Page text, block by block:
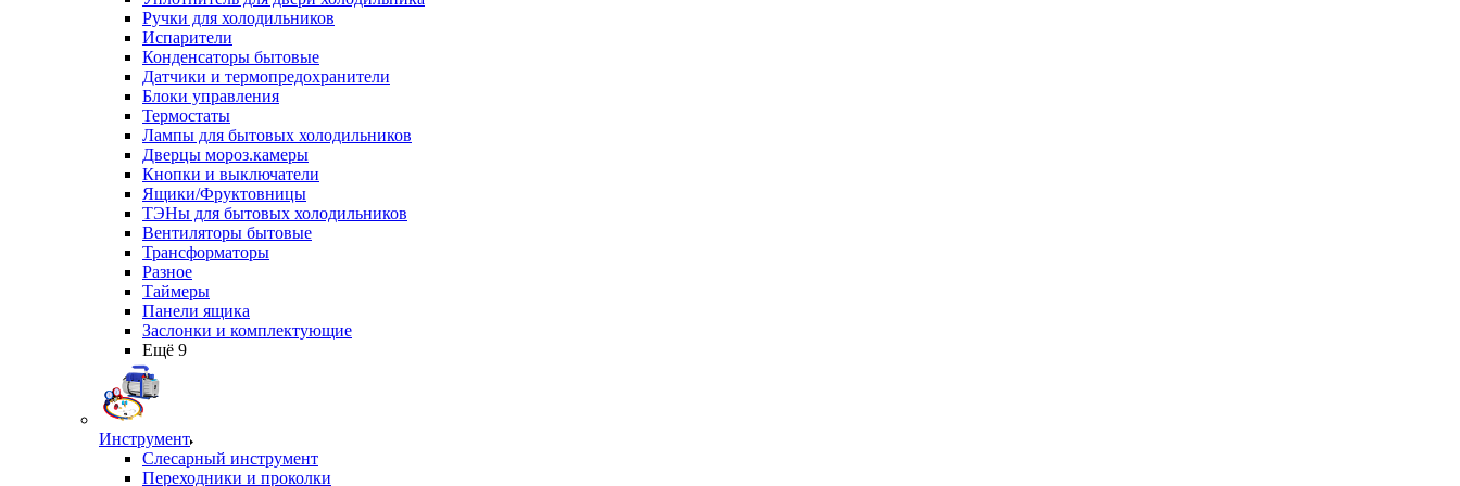
Ручки для холодильников
Испарители
Конденсаторы бытовые
Датчики и термопредохранители
Блоки управления
Термостаты
Лампы для бытовых холодильников
Дверцы мороз.камеры
Кнопки и выключатели
Ящики/Фруктовницы
ТЭНы для бытовых холодильников
Вентиляторы бытовые
Трансформаторы
Разное
Таймеры
Панели ящика
Заслонки и комплектующие
Ещё 9
Инструмент
Слесарный инструмент
Переходники и проколки